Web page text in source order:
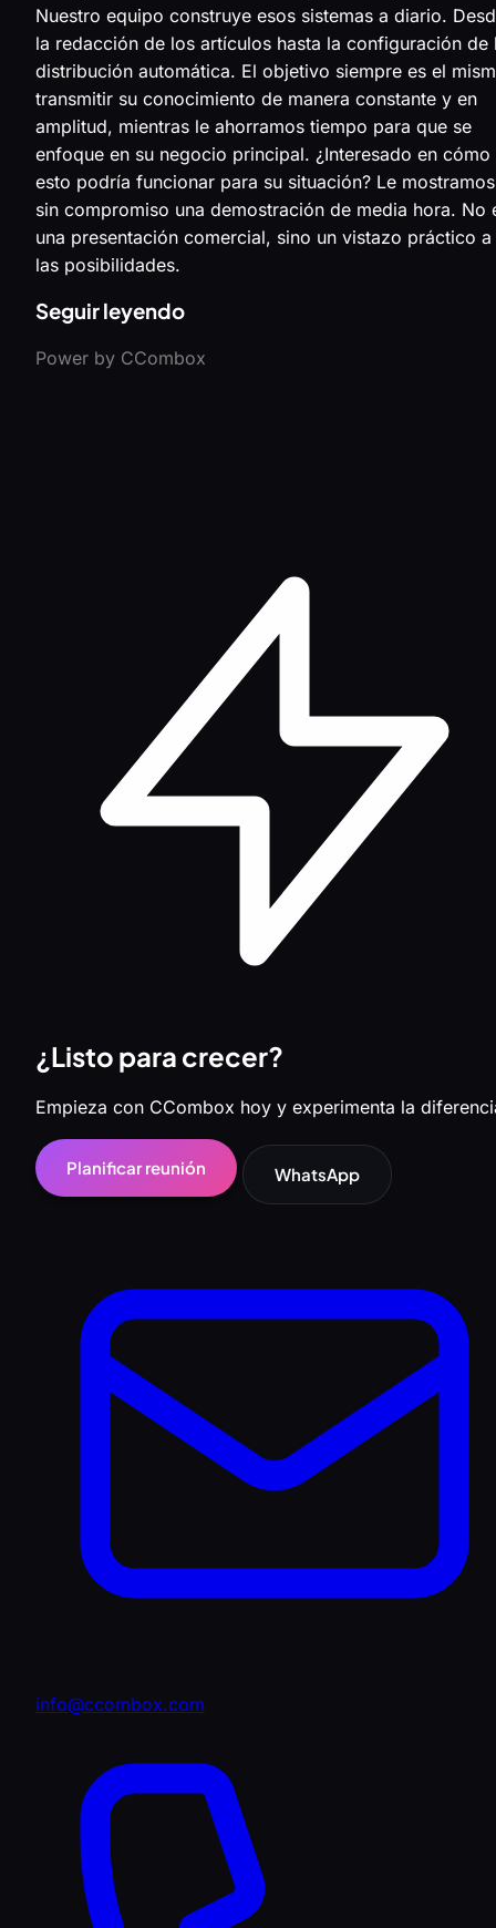
Nuestro equipo construye esos sistemas a diario.
la redacción de los artículos hasta la configuración de
distribución automática. El objetivo siempre es el
transmitir su conocimiento de manera constante y en
amplitud, mientras le ahorramos tiempo para que se
enfoque en su negocio principal. ¿Interesado en cómo
esto podría funcionar para su situación? Le mostramos
sin compromiso una demostración de media hora. No
una presentación comercial, sino un vistazo práctico a
las posibilidades.
Seguir leyendo
Power by CCombox
¿Listo para crecer?
Empieza con CCombox hoy y experimenta la
Planificar reunión WhatsApp
info@ccombox.com